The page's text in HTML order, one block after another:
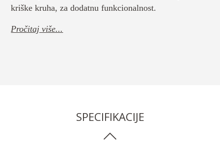
kriške kruha, za dodatnu funkcionalnost.
Pročitaj više...
SPECIFIKACIJE